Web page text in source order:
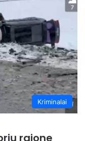
Kriminalai
rajone